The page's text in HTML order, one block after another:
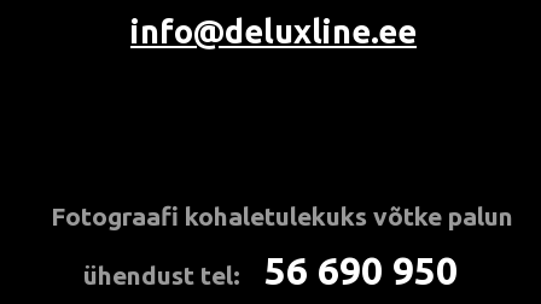
info@deluxline.ee
Fotograafi kohaletulekuks võtke palun
ühendust tel: 56 690 950